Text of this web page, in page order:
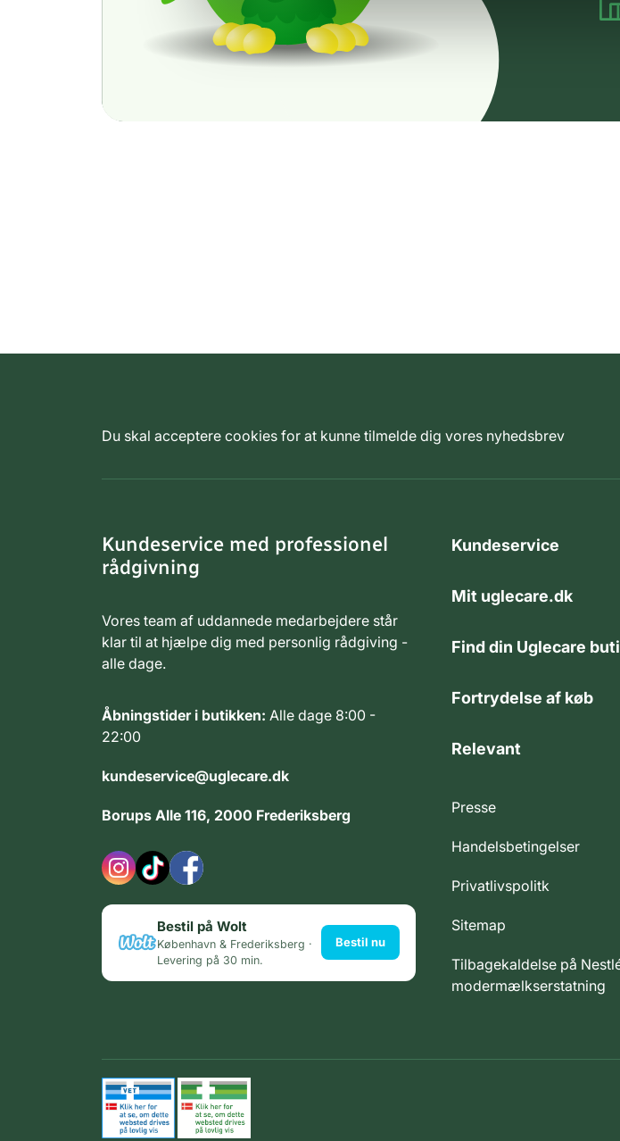
Du skal acceptere cookies for at kunne tilmelde dig vores nyhedsbrev
Kundeservice med professionel
rådgivning
Vores team af uddannede medarbejdere står
klar til at hjælpe dig med personlig rådgiving -
alle dage.
Åbningstider i butikken: Alle dage 8:00 -
22:00
kundeservice@uglecare.dk
Borups Alle 116, 2000 Frederiksberg
Bestil på Wolt
København & Frederiksberg ·
Levering på 30 min.
Bestil nu
Kundeservice
Mit uglecare.dk
Find din Uglecare
Fortrydelse af køb
Relevant
Presse
Handelsbetingelser
Privatlivspolitk
Sitemap
Tilbagekaldelse på
modermælkserstatning